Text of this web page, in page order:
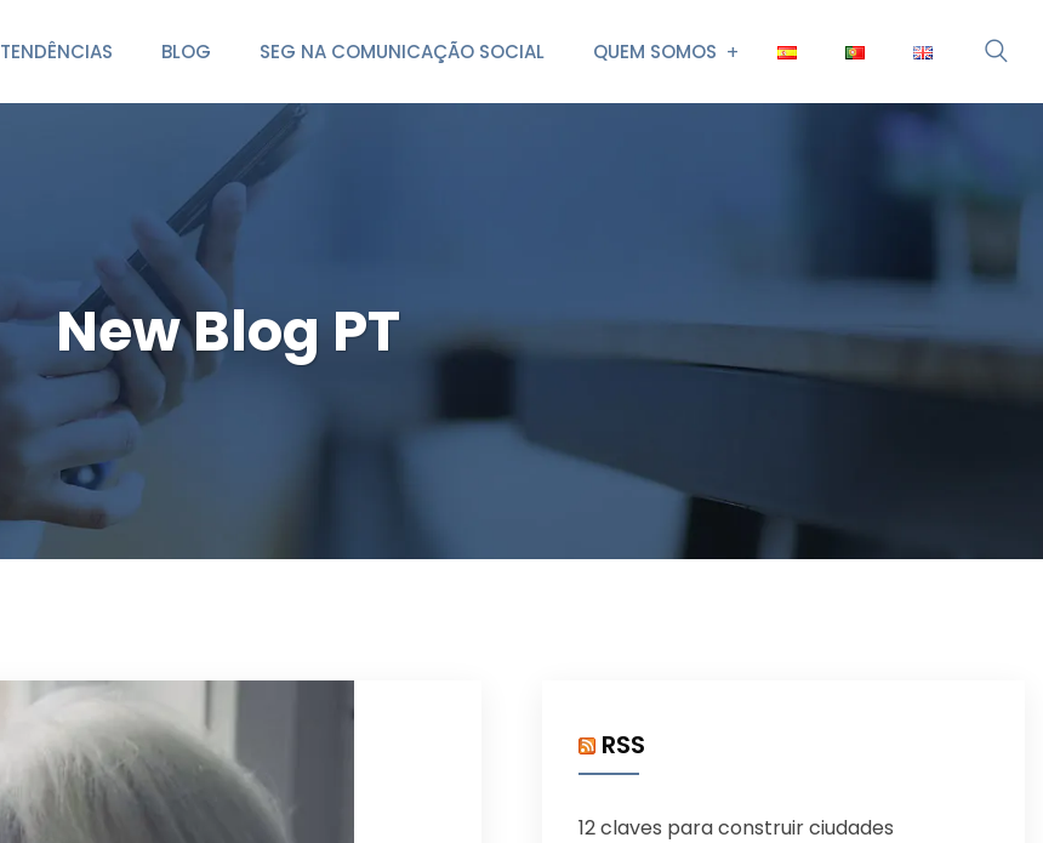
TENDÊNCIAS BLOG SEG NA COMUNICAÇÃO SOCIAL QUEM SOMOS
New Blog PT
RSS
12 claves para construir ciudades